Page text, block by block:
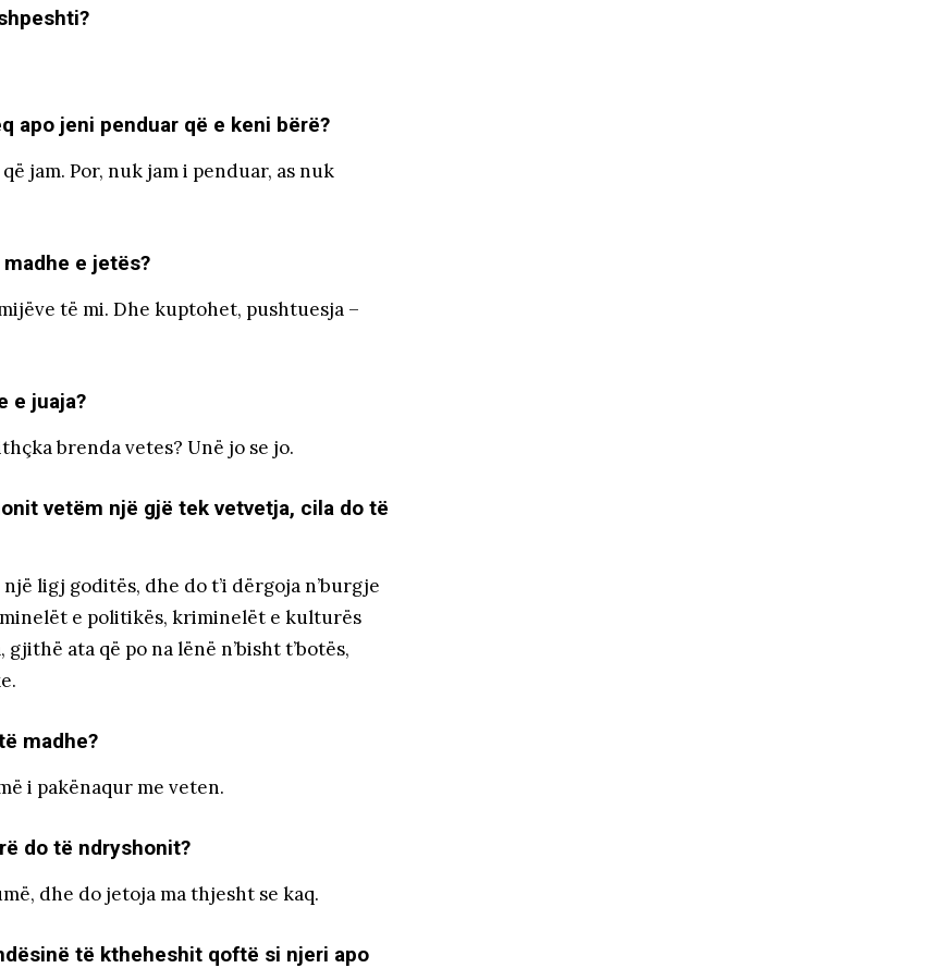
apo jeni penduar që e keni bërë?
jam. Por, nuk jam i penduar, as nuk
e jetës?
të mi. Dhe kuptohet, pushtuesja –
e juaja?
brenda vetes? Unë jo se jo.
vetëm një gjë tek vetvetja, cila do të
ligj goditës, dhe do t’i dërgoja n’burgje
e politikës, kriminelët e kulturës
ata që po na lënë n’bisht t’botës,
madhe?
i pakënaqur me veten.
do të ndryshonit?
dhe do jetoja ma thjesht se kaq.
të ktheheshit qoftë si njeri apo